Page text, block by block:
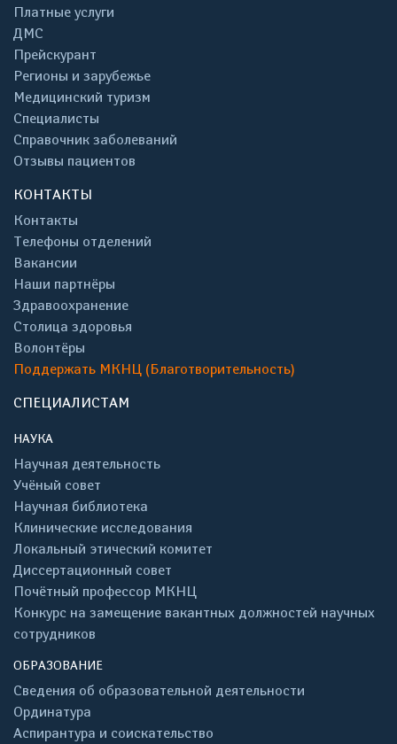
Платные услуги
ДМС
Прейскурант
Регионы и зарубежье
Медицинский туризм
Специалисты
Справочник заболеваний
Отзывы пациентов
КОНТАКТЫ
Контакты
Телефоны отделений
Вакансии
Наши партнёры
Здравоохранение
Столица здоровья
Волонтёры
Поддержать МКНЦ (Благотворительность)
СПЕЦИАЛИСТАМ
НАУКА
Научная деятельность
Учёный совет
Научная библиотека
Клинические исследования
Локальный этический комитет
Диссертационный совет
Почётный профессор МКНЦ
Конкурс на замещение вакантных должностей научных
сотрудников
ОБРАЗОВАНИЕ
Сведения об образовательной деятельности
Ординатура
Аспирантура и соискательство